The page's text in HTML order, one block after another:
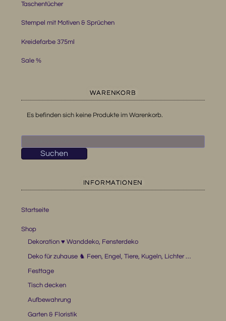
Taschentücher
Stempel mit Motiven & Sprüchen
Kreidefarbe 375ml
Sale %
WARENKORB
Es befinden sich keine Produkte im Warenkorb.
nach:
Suchen
INFORMATIONEN
Startseite
Shop
Dekoration ♥ Wanddeko, Fensterdeko
Deko für zuhause ♞ Feen, Engel, Tiere, Kugeln, Lichter …
Festtage
Tisch decken
Aufbewahrung
Garten & Floristik